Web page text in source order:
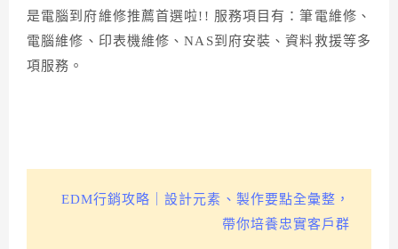
是電腦到府維修推薦首選啦!! 服務項目有：筆電維修、
電腦維修、印表機維修、NAS到府安裝、資料救援等多
項服務。
EDM行銷攻略｜設計元素、製作要點全彙整，
帶你培養忠實客戶群